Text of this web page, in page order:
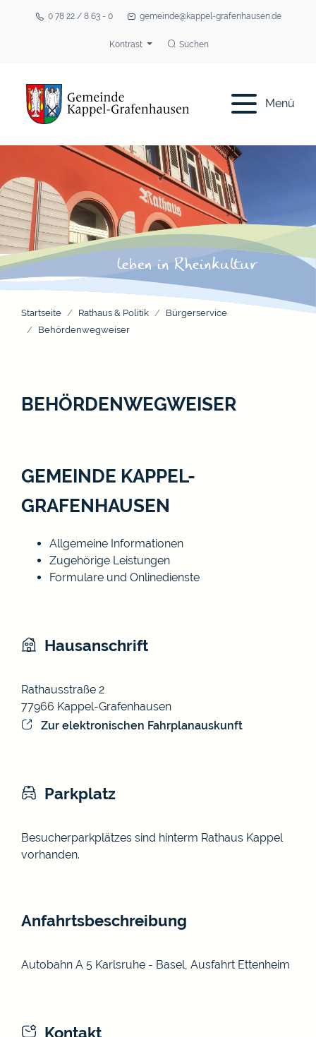
0 78 22 / 8 63 - 0 gemeinde@kappel-grafenhausen.de
Kontrast Suchen
Menü
Startseite Rathaus & Politik
Bürgerservice
Behördenwegweiser
BEHÖRDENWEGWEISER
GEMEINDE KAPPEL-
GRAFENHAUSEN
Allgemeine Informationen
Zugehörige Leistungen
Formulare und Onlinedienste
Hausanschrift
Rathausstraße 2
77966 Kappel-Grafenhausen
Zur elektronischen Fahrplanauskunft
Parkplatz
Besucherparkplätzes sind hinterm Rathaus Kappel
vorhanden.
Anfahrtsbeschreibung
Autobahn A 5 Karlsruhe - Basel, Ausfahrt Ettenheim
Kontakt